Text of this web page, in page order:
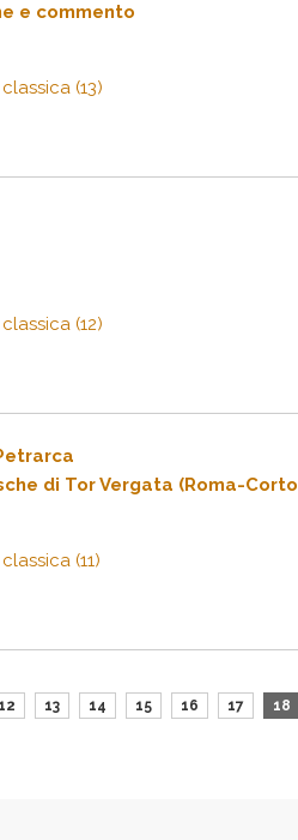
e commento
(13)
(12)
di Tor Vergata (Roma-
(11)
12 13 14 15 16 17 18